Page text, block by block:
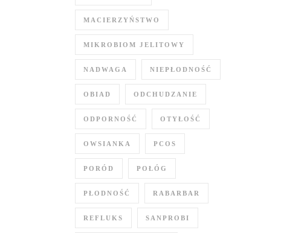
MACIERZYŃSTWO
MIKROBIOM JELITOWY
NADWAGA NIEPŁODNOŚĆ
OBIAD ODCHUDZANIE
ODPORNOŚĆ OTYŁOŚĆ
OWSIANKA PCOS
PORÓD POŁÓG
PŁODNOŚĆ RABARBAR
REFLUKS SANPROBI